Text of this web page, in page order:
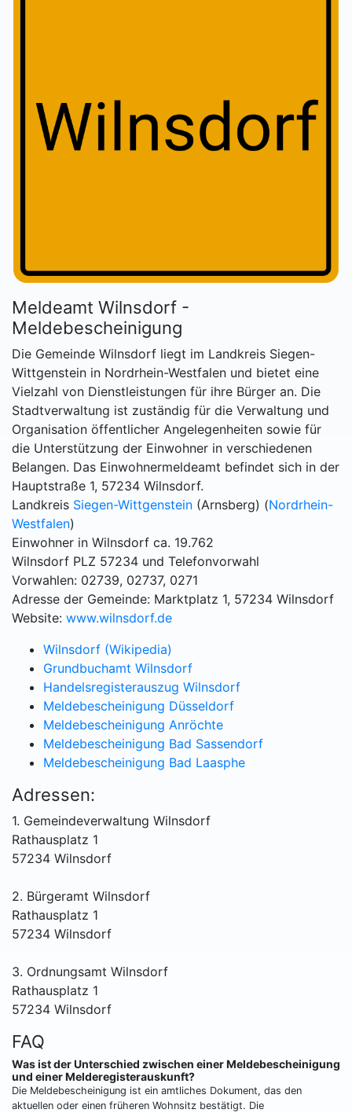
Meldeamt Wilnsdorf -
Meldebescheinigung
Die Gemeinde Wilnsdorf liegt im Landkreis Siegen-
Wittgenstein in Nordrhein-Westfalen und bietet eine
Vielzahl von Dienstleistungen für ihre Bürger an. Die
Stadtverwaltung ist zuständig für die Verwaltung und
Organisation öffentlicher Angelegenheiten sowie für
die Unterstützung der Einwohner in verschiedenen
Belangen. Das Einwohnermeldeamt befindet sich in der
Hauptstraße 1, 57234 Wilnsdorf.
Landkreis Siegen-Wittgenstein (Arnsberg) (Nordrhein-
Westfalen)
Einwohner in Wilnsdorf ca. 19.762
Wilnsdorf PLZ 57234 und Telefonvorwahl
Vorwahlen: 02739, 02737, 0271
Adresse der Gemeinde: Marktplatz 1, 57234 Wilnsdorf
Website: www.wilnsdorf.de
Wilnsdorf (Wikipedia)
Grundbuchamt Wilnsdorf
Handelsregisterauszug Wilnsdorf
Meldebescheinigung Düsseldorf
Meldebescheinigung Anröchte
Meldebescheinigung Bad Sassendorf
Meldebescheinigung Bad Laasphe
Adressen:
1. Gemeindeverwaltung Wilnsdorf
Rathausplatz 1
57234 Wilnsdorf
2. Bürgeramt Wilnsdorf
Rathausplatz 1
57234 Wilnsdorf
3. Ordnungsamt Wilnsdorf
Rathausplatz 1
57234 Wilnsdorf
FAQ
Was ist der Unterschied zwischen einer Meldebescheinigung
und einer Melderegisterauskunft?
Die Meldebescheinigung ist ein amtliches Dokument, das den
aktuellen oder einen früheren Wohnsitz bestätigt. Die